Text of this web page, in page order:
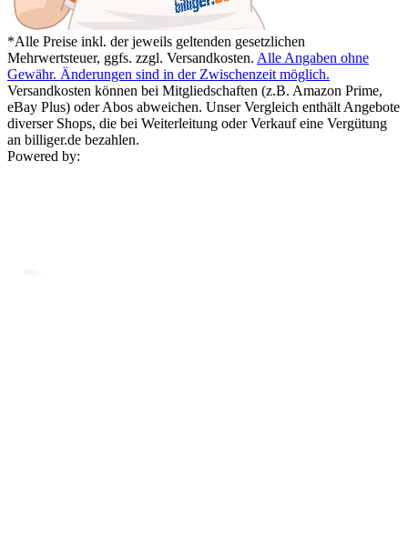
*Alle Preise inkl. der jeweils geltenden gesetzlichen
Mehrwertsteuer, ggfs. zzgl. Versandkosten. Alle Angaben ohne
Gewähr. Änderungen sind in der Zwischenzeit möglich.
Versandkosten können bei Mitgliedschaften (z.B. Amazon Prime,
eBay Plus) oder Abos abweichen. Unser Vergleich enthält Angebote
diverser Shops, die bei Weiterleitung oder Verkauf eine Vergütung
an billiger.de bezahlen.
Powered by: